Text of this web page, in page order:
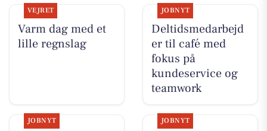
VEJRET
Varm dag med et
lille regnslag
JOBNYT
Deltidsmedarbejd
er til café med
fokus på
kundeservice og
teamwork
JOBNYT JOBNYT